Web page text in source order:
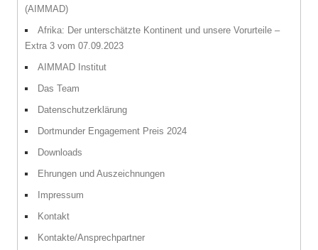
(AIMMAD)
Afrika: Der unterschätzte Kontinent und unsere Vorurteile –
Extra 3 vom 07.09.2023
AIMMAD Institut
Das Team
Datenschutzerklärung
Dortmunder Engagement Preis 2024
Downloads
Ehrungen und Auszeichnungen
Impressum
Kontakt
Kontakte/Ansprechpartner